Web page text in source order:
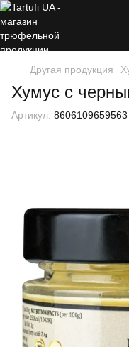
Другая продукция
Хумус с
Артикул: 8606109659563